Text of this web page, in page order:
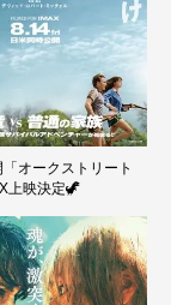
オークストリート
上映決定🦖